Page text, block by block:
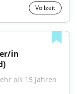
Vollzeit
in
als 15 Jahren